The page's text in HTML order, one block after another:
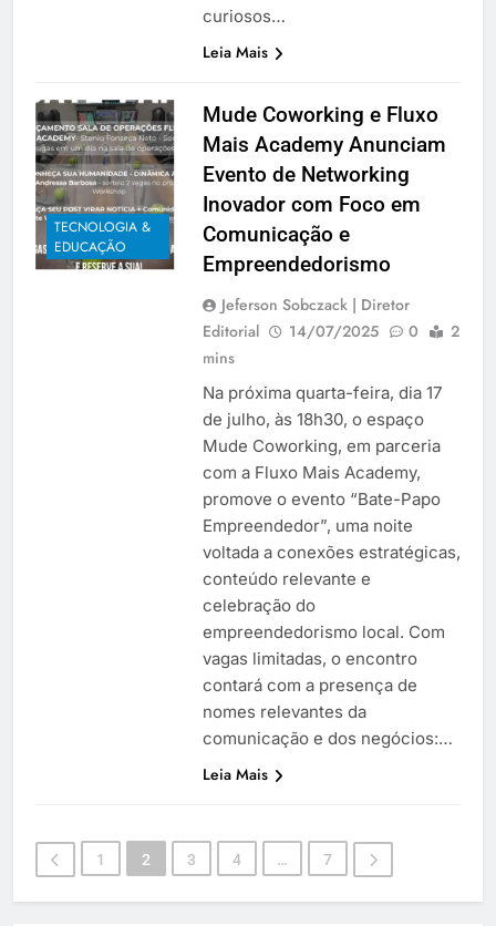
curiosos…
Leia Mais
TECNOLOGIA &
EDUCAÇÃO
Mude Coworking e Fluxo
Mais Academy Anunciam
Evento de Networking
Inovador com Foco em
Comunicação e
Empreendedorismo
Jeferson Sobczack | Diretor
Editorial
14/07/2025 0
2
mins
Na próxima quarta-feira, dia 17
de julho, às 18h30, o espaço
Mude Coworking, em parceria
com a Fluxo Mais Academy,
promove o evento “Bate-Papo
Empreendedor”, uma noite
voltada a conexões estratégicas,
conteúdo relevante e
celebração do
empreendedorismo local. Com
vagas limitadas, o encontro
contará com a presença de
nomes relevantes da
comunicação e dos negócios:…
Leia Mais
1 2 3 4 … 7